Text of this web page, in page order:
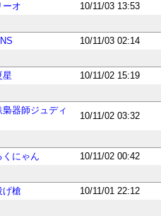
ーオ 10/11/03 13:53
10/11/03 02:14
星 10/11/02 15:19
梟器師ジュディ
10/11/02 03:32
くにゃん 10/11/02 00:42
げ槍 10/11/01 22:12